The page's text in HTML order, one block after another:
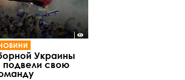
Украины
подвели свою